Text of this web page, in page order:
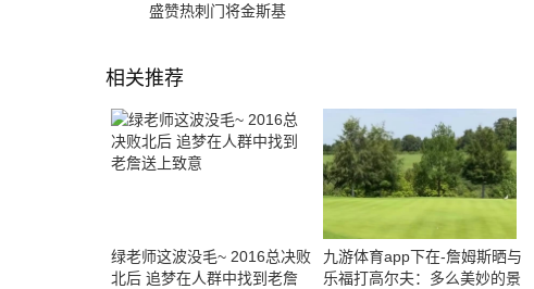
盛赞热刺门将金斯基
相关推荐
绿老师这波没毛~ 2016总决败
北后 追梦在人群中找到老詹
九游体育app下在-詹姆斯晒与
乐福打高尔夫：多么美妙的景